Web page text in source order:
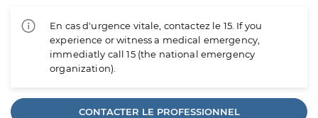
En cas d'urgence vitale, contactez le 15. If you
experience or witness a medical emergency,
immediatly call 15 (the national emergency
organization).
CONTACTER LE PROFESSIONNEL